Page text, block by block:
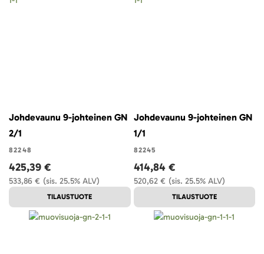
Johdevaunu 9-johteinen GN
2/1
82248
(sis. 25.5% ALV)
533,86 €
425,39 €
TILAUSTUOTE
Johdevaunu 9-johteinen GN
1/1
82245
(sis. 25.5% ALV)
520,62 €
414,84 €
TILAUSTUOTE